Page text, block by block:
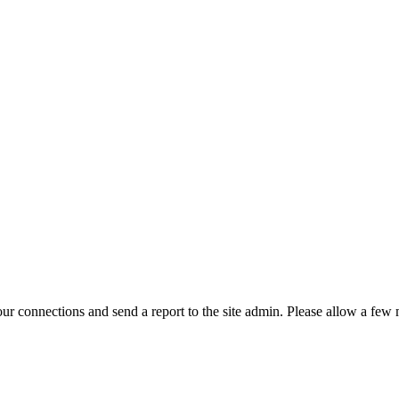
connections and send a report to the site admin. Please allow a few